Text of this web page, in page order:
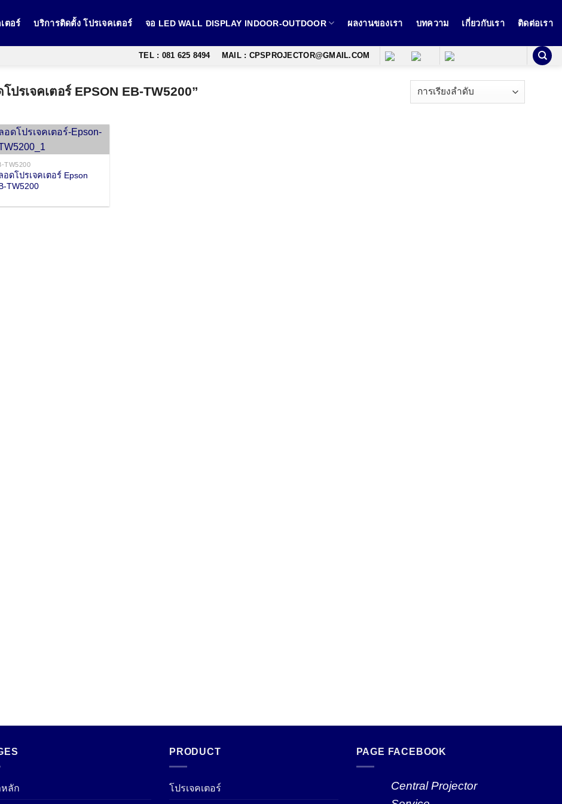
ตอร์ บริการติดตั้ง โปรเจคเตอร์ จอ LED WALL DISPLAY INDOOR-OUTDOOR ผลงานของเรา บทความ เกี่ยวกับเรา ติดต่อเรา
TEL : 081 625 8494 MAIL : CPSPROJECTOR@GMAIL.COM
รเจคเตอร์ EPSON EB-TW5200”
TW5200
อดโปรเจคเตอร์ Epson
TW5200
ลัก
PRODUCT
โปรเจคเตอร์
PAGE FACEBOOK
Central Projector